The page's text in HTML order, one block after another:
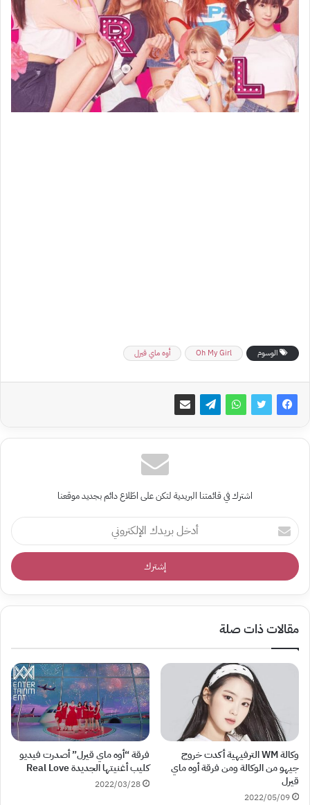
الوسوم Oh My Girl أوه ماي قيرل
اشترك في قائمتنا البريدية لتكن على اطّلاع دائم بجديد موقعنا
أدخل
بريدك
الإلكتروني
مقالات ذات صلة
وكالة WM الترفيهية أكدت خروج
جيهو من الوكالة ومن فرقة أوه ماي
قيرل
2022/05/09
فرقة “أوه ماي قيرل” أصدرت فيديو
كليب أغنيتها الجديدة Real Love
2022/03/28